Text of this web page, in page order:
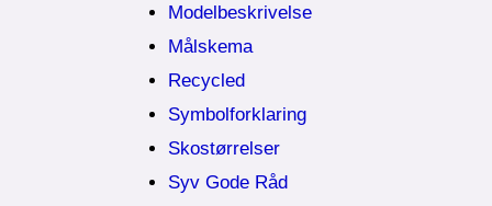
Modelbeskrivelse
Målskema
Recycled
Symbolforklaring
Skostørrelser
Syv Gode Råd